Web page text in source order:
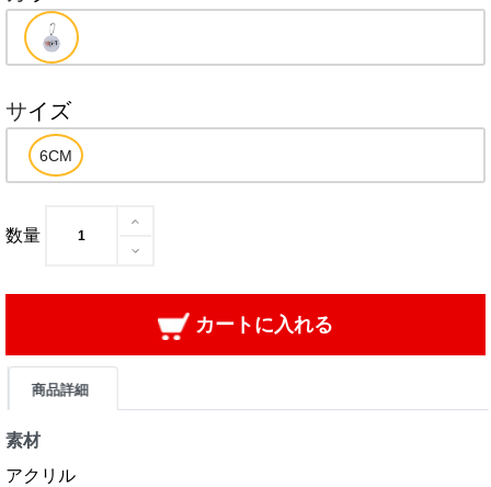
サイズ
数量
カートに入れる
商品詳細
素材
アクリル